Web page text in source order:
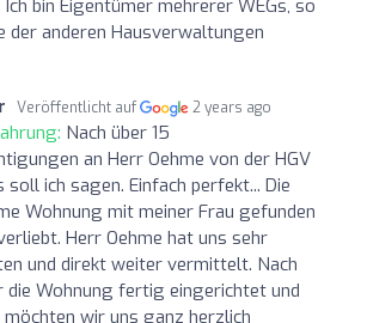
bin Eigentümer mehrerer WEGs, so
der anderen Hausverwaltungen
Veröffentlicht auf 2 years ago
Nach über 15
an Herr Oehme von der HGV
ich sagen. Einfach perfekt... Die
Wohnung mit meiner Frau gefunden
Herr Oehme hat uns sehr
und direkt weiter vermittelt. Nach
die Wohnung fertig eingerichtet und
wir uns ganz herzlich